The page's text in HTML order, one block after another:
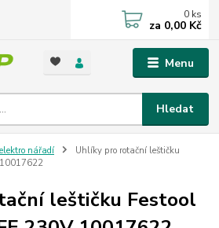
Menu
Hledat
0 ks
za 0,00 Kč
nářadí
Uhlíky pro rotační leštičku
leštičku Festool